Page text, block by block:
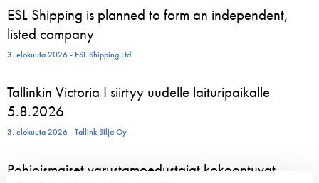
ESL Shipping is planned to form an independent,
listed company
3. elokuuta 2026 - ESL Shipping Ltd
Tallinkin Victoria I siirtyy uudelle laituripaikalle
5.8.2026
3. elokuuta 2026 - Tallink Silja Oy
Pohjoismaiset varustamoedustajat kokoontuvat